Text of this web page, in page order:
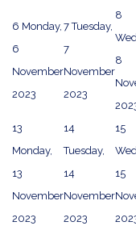
6 Monday,
6
November
2023
7 Tuesday,
7
November
2023
8
8
13
Monday,
13
November
2023
14
Tuesday,
14
November
2023
15
15